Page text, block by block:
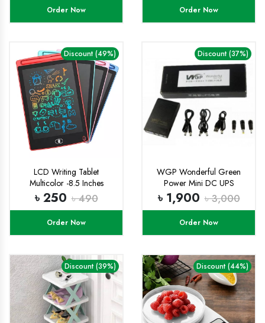
Order Now Order Now
Discount (49%)
LCD Writing Tablet
Multicolor -8.5 Inches
৳ 250 ৳ 490
Order Now
Discount (37%)
WGP Wonderful Green
Power Mini DC UPS
৳ 1,900 ৳ 3,000
Order Now
Discount (39%) Discount (44%)